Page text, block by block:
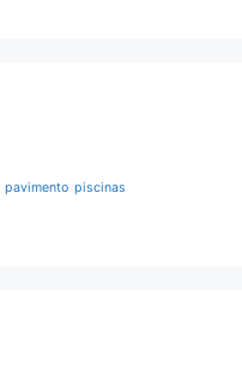
pavimento piscinas